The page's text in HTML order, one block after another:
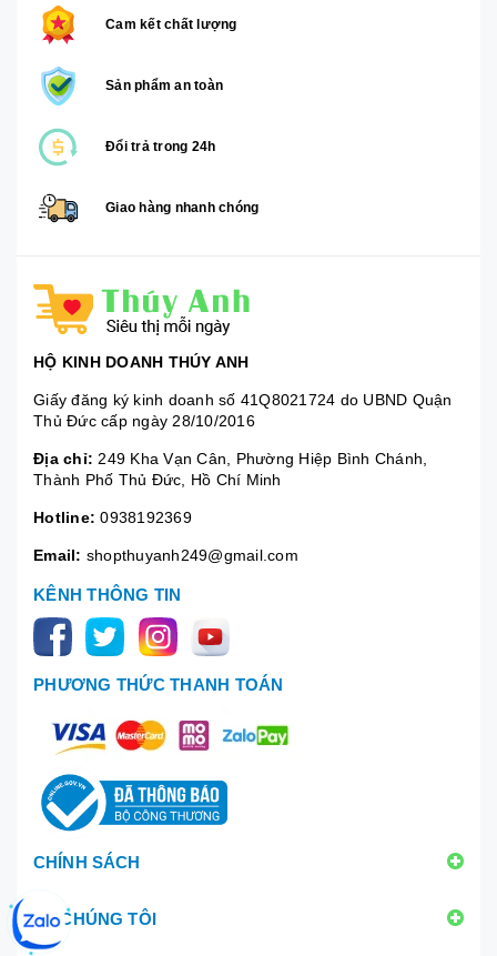
Cam kết chất lượng
Sản phẩm an toàn
Đổi trả trong 24h
Giao hàng nhanh chóng
HỘ KINH DOANH THÚY ANH
Giấy đăng ký kinh doanh số 41Q8021724 do UBND Quận
Thủ Đức cấp ngày 28/10/2016
Địa chỉ: 249 Kha Vạn Cân, Phường Hiệp Bình Chánh,
Thành Phố Thủ Đức, Hồ Chí Minh
Hotline: 0938192369
Email: shopthuyanh249@gmail.com
KÊNH THÔNG TIN
PHƯƠNG THỨC THANH TOÁN
CHÍNH SÁCH
VỀ CHÚNG TÔI